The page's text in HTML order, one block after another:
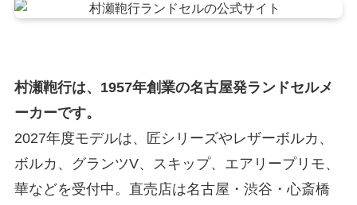
村瀬鞄行は、1957年創業の名古屋発ランドセルメ
ーカーです。
2027年度モデルは、匠シリーズやレザーボルカ、
ボルカ、グランツV、スキップ、エアリープリモ、
華などを受付中。直売店は名古屋・渋谷・心斎橋